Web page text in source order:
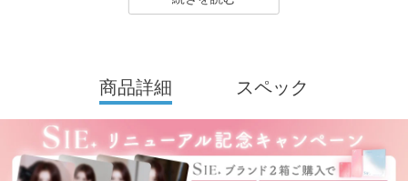
SIE. 1month（シー マンスリー）はTWICE MOMOさんがイメージ
ゲル素材へとリニューアル！
カラーコンタクトレンズは「回らない水光カラコン(※)」の他、垢
商品詳細 スペック